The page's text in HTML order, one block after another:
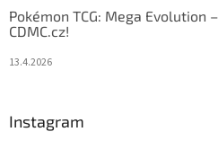
Pokémon TCG: Mega Evolution
CDMC.cz!
13.4.2026
Instagram